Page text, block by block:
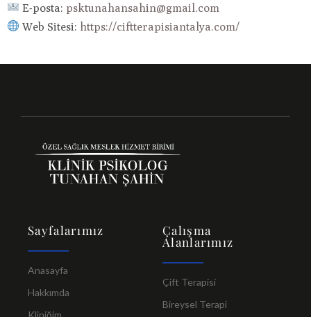
E-posta: psktunahansahin@gmail.com
Web Sitesi: https://ciftterapisiantalya.com/
Sayfalarımız
Anasayfa
Hakkımda
Kliniğim
Çalışma
Alanlarımız
Çift Terapisi
Bireysel Terapi